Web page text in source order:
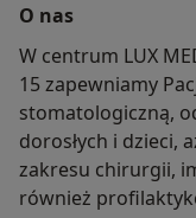
O nas
W centrum LUX
15 zapewniamy
stomatologiczną,
dorosłych i dzieci,
zakresu chirurgii,
również